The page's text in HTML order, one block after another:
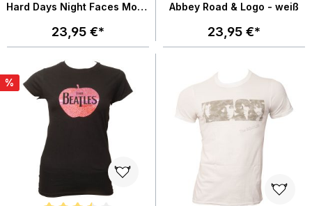
Hard Days Night Faces Mono
23,95 €*
Abbey Road & Logo - weiß
23,95 €*
%